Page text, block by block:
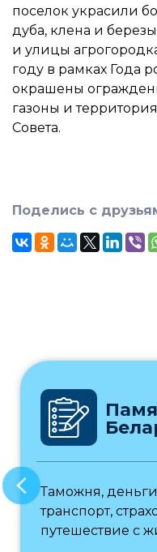
поселок украсили
дуба, клена и
и улицы
году в рамках Года
окрашены
газоны и
Совета.
Поделись с
Таможня,
транспорт,
путешествие с